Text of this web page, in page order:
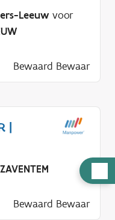
u
l
Leeuw voor
Bewaard Bewaar
|
ZAVENTEM
Bewaard Bewaar